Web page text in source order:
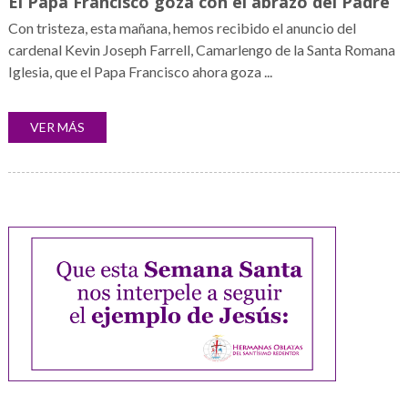
Con tristeza, esta mañana, hemos recibido el anuncio del
cardenal Kevin Joseph Farrell, Camarlengo de la Santa Romana
Iglesia, que el Papa Francisco ahora goza ...
VER MÁS